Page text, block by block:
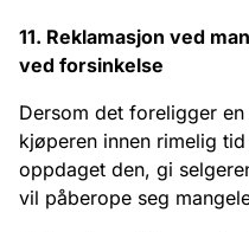
11. Reklamasjon ved
ved forsinkelse
Dersom det foreligger
kjøperen innen rimelig
oppdaget den, gi
vil påberope seg